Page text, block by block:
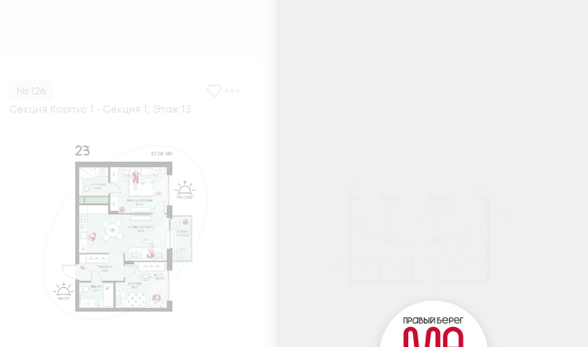
№ 126
Секция Корпус 1 - Секция 1, Этаж 13